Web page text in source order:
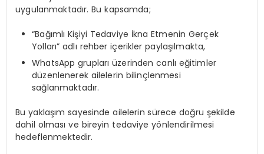
uygulanmaktadır. Bu kapsamda;
“Bağımlı Kişiyi Tedaviye İkna Etmenin Gerçek
Yolları” adlı rehber içerikler paylaşılmakta,
WhatsApp grupları üzerinden canlı eğitimler
düzenlenerek ailelerin bilinçlenmesi
sağlanmaktadır.
Bu yaklaşım sayesinde ailelerin sürece doğru şekilde
dahil olması ve bireyin tedaviye yönlendirilmesi
hedeflenmektedir.